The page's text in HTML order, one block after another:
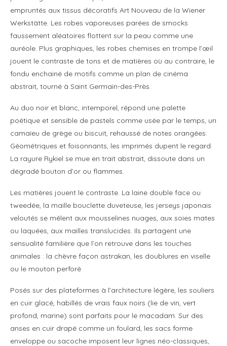
empruntés aux tissus décoratifs Art Nouveau de la Wiener
Werkstätte. Les robes vaporeuses parées de smocks
faussement aléatoires flottent sur la peau comme une
auréole. Plus graphiques, les robes chemises en trompe l’œil
jouent le contraste de tons et de matières où au contraire, le
fondu enchainé de motifs comme un plan de cinéma
abstrait, tourné à Saint Germain-des-Près.
Au duo noir et blanc, intemporel, répond une palette
poétique et sensible de pastels comme usée par le temps, un
camaïeu de grège ou biscuit, rehaussé de notes orangées.
Géométriques et foisonnants, les imprimés dupent le regard.
La rayure Rykiel se mue en trait abstrait, dissoute dans un
dégradé bouton d’or ou flammes.
Les matières jouent le contraste. La laine double face ou
tweedée, la maille bouclette duveteuse, les jerseys japonais
veloutés se mêlent aux mousselines nuages, aux soies mates
ou laquées, aux mailles translucides. Ils partagent une
sensualité familière que l’on retrouve dans les touches
animales : la chèvre façon astrakan, les doublures en viselle
ou le mouton perforé
Posés sur des plateformes à l’architecture légère, les souliers
en cuir glacé, habillés de vrais faux noirs (lie de vin, vert
profond, marine) sont parfaits pour le macadam. Sur des
anses en cuir drapé comme un foulard, les sacs forme
enveloppe ou sacoche imposent leur lignes néo-classiques,